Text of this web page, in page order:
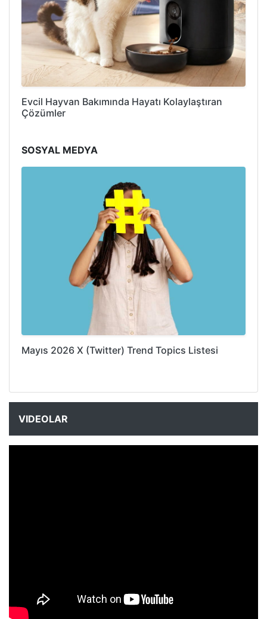
Evcil Hayvan Bakımında Hayatı Kolaylaştıran
Çözümler
SOSYAL MEDYA
Mayıs 2026 X (Twitter) Trend Topics Listesi
VIDEOLAR
NYXmag 2. Yaş Kutlama Etkinliği